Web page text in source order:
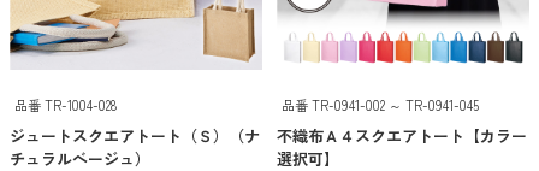
ブルー
イエロー
品番 TR-1004-028
ジュートスクエアトート（Ｓ）（ナ
チュラルベージュ）
品番 TR-0941-002 ～ TR-0941-045
不織布Ａ４スクエアトート【カラー
選択可】